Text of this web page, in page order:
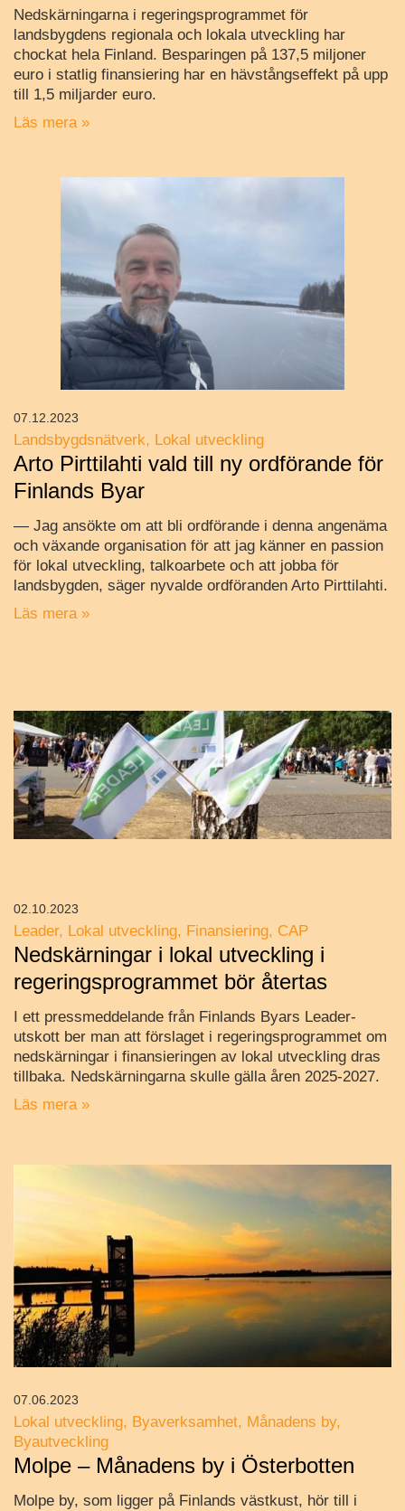
Nedskärningarna i regeringsprogrammet för
landsbygdens regionala och lokala utveckling har
chockat hela Finland. Besparingen på 137,5 miljoner
euro i statlig finansiering har en hävstångseffekt på upp
till 1,5 miljarder euro.
Läs mera »
Landsbygdsnätverk Lokal utveckling
Arto Pirttilahti vald till ny ordförande för
Finlands Byar
— Jag ansökte om att bli ordförande i denna angenäma
och växande organisation för att jag känner en passion
för lokal utveckling, talkoarbete och att jobba för
landsbygden, säger nyvalde ordföranden Arto Pirttilahti.
Läs mera »
07.12.2023
Leader Lokal utveckling Finansiering CAP
Nedskärningar i lokal utveckling i
regeringsprogrammet bör återtas
I ett pressmeddelande från Finlands Byars Leader-
utskott ber man att förslaget i regeringsprogrammet om
nedskärningar i finansieringen av lokal utveckling dras
tillbaka. Nedskärningarna skulle gälla åren 2025-2027.
Läs mera »
02.10.2023
Lokal utveckling Byaverksamhet
Månadens by
Byautveckling
Molpe – Månadens by i Österbotten
Molpe by, som ligger på Finlands västkust, hör till i
07.06.2023